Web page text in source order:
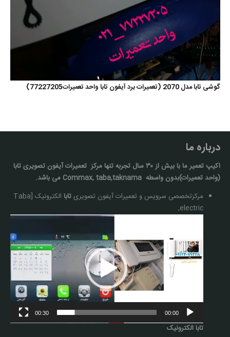
گوشی تابا مدل 2070 (تعمیرات برد آیفون تابا واحد تعمیرات77227205)
درباره ما
اکیپ تعمیر ما با بيش از ۳۰ سال تجربه تنها مركز تعمیرات آيفون تصويری تابا
(واحد تعمیرات)بدون واسطه Commax, taba,taknama می باشد.
مرکزتخصصی سرویس و تعمیرات آیفون تصویریتابا
الکترونیک [Taba
electric,
00:00
00:30
تابا الکترونیک